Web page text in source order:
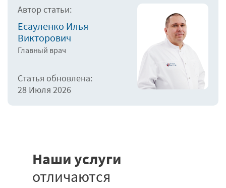
Автор статьи:
Есауленко Илья
Викторович
Главный врач
Статья обновлена:
28 Июля 2026
Наши услуги
отличаются